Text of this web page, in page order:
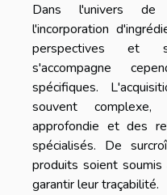
Dans l'univers de
l'incorporation
perspectives et
s'accompagne
spécifiques.
souvent complexe,
approfondie et des
spécialisés. De
produits soient
garantir leur traçabilité.